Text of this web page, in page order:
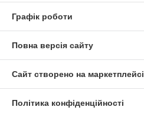
Графік роботи
Повна версія сайту
Сайт створено на маркетплейсі
Політика конфіденційності